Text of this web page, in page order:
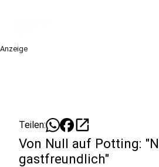
Anzeige
Teilen: open_in_new
Von Null auf Potting:
gastfreundlich"